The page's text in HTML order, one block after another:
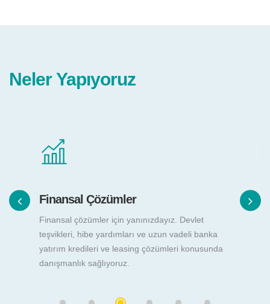
Neler Yapıyoruz
Finansal Çözümler
Finansal çözümler için yanınızdayız. Devlet
teşvikleri, hibe yardımları ve uzun vadeli banka
yatırım kredileri ve leasing çözümleri konusunda
danışmanlık sağlıyoruz.